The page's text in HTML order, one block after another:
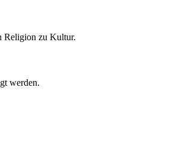
Religion zu Kultur.
werden.